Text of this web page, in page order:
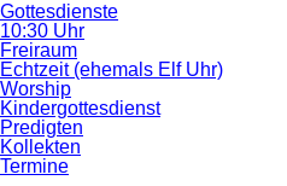
Gottesdienste
10:30 Uhr
Freiraum
Echtzeit (ehemals Elf Uhr)
Worship
Kindergottesdienst
Predigten
Kollekten
Termine